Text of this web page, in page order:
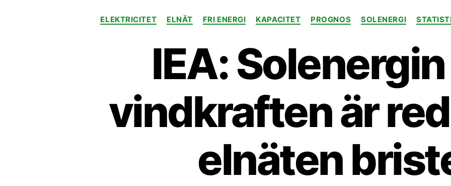
Kategorier
ELEKTRICITET ELNÄT FRI ENERGI KAPACITET PROGNOS SOLENERGI
IEA:
vindkraften är
elnäten